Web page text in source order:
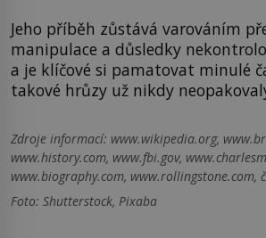
Jeho příběh zůstává varováním
manipulace a důsledky
a je klíčové si pamatovat minulé
takové hrůzy už nikdy
Zdroje informací: www.wikipedia.org,
www.history.com, www.fbi.gov,
www.biography.com, www.rollingstone.com,
Foto: Shutterstock, Pixaba